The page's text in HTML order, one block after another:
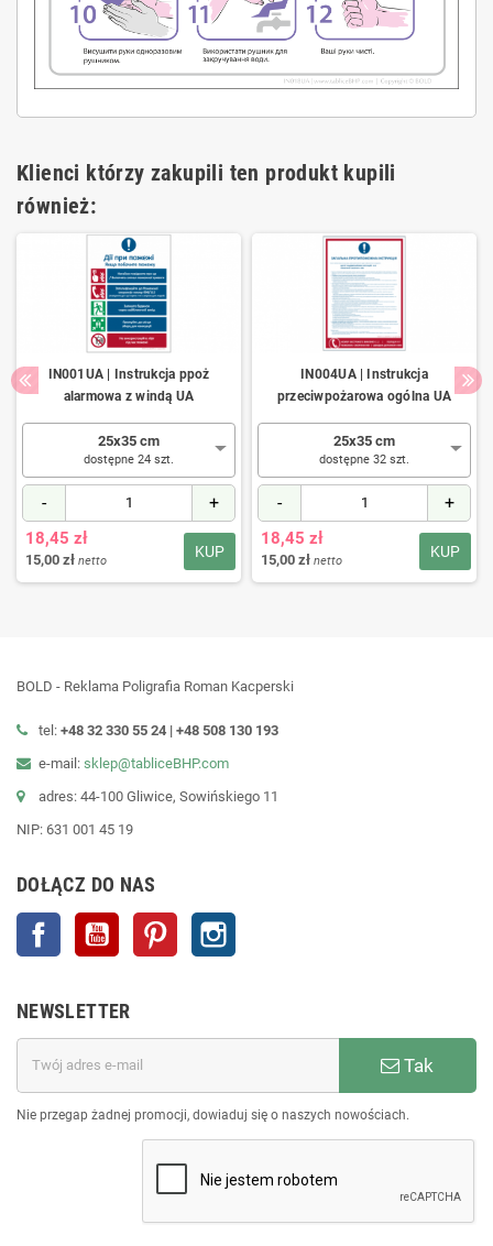
Klienci którzy zakupili ten produkt kupili
również:
IN001UA | Instrukcja ppoż
alarmowa z windą UA
25x35 cm
dostępne 24 szt.
- +
KUP
18,45 zł
15,00 zł netto
IN004UA | Instrukcja
przeciwpożarowa ogólna UA
25x35 cm
dostępne 32 szt.
- +
KUP
18,45 zł
15,00 zł netto
BOLD - Reklama Poligrafia Roman Kacperski
tel: +48 32 330 55 24 | +48 508 130 193
e-mail: sklep@tabliceBHP.com
adres: 44-100 Gliwice, Sowińskiego 11
NIP: 631 001 45 19
DOŁĄCZ DO NAS
Facebook YouTube Pinterest
NEWSLETTER
Tak
Nie przegap żadnej promocji, dowiaduj się o naszych nowościach.